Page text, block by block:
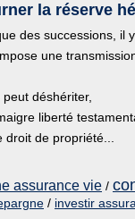
la réserve
des successions, il
une
déshériter,
liberté
de propriété...
assurance vie /
/ investir